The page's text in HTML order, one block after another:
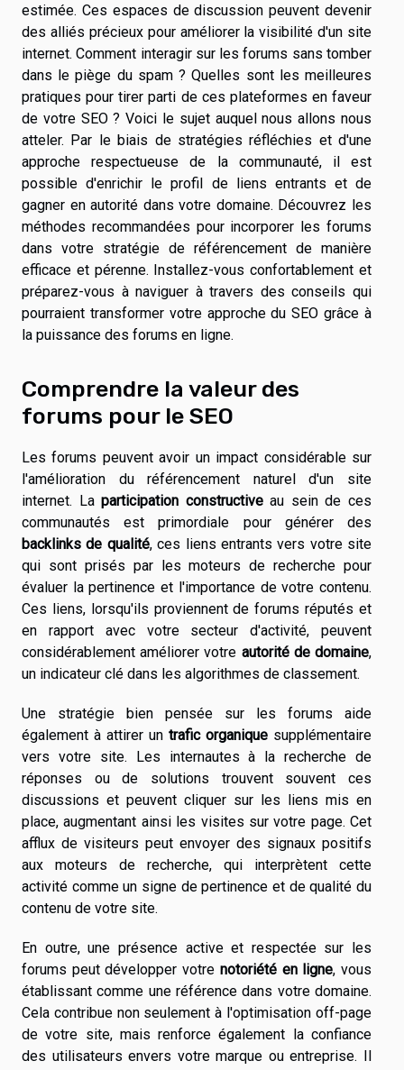
estimée. Ces espaces de discussion peuvent devenir
des alliés précieux pour améliorer la visibilité d'un site
internet. Comment interagir sur les forums sans tomber
dans le piège du spam ? Quelles sont les meilleures
pratiques pour tirer parti de ces plateformes en faveur
de votre SEO ? Voici le sujet auquel nous allons nous
atteler. Par le biais de stratégies réfléchies et d'une
approche respectueuse de la communauté, il est
possible d'enrichir le profil de liens entrants et de
gagner en autorité dans votre domaine. Découvrez les
méthodes recommandées pour incorporer les forums
dans votre stratégie de référencement de manière
efficace et pérenne. Installez-vous confortablement et
préparez-vous à naviguer à travers des conseils qui
pourraient transformer votre approche du SEO grâce à
la puissance des forums en ligne.
Comprendre la valeur des
forums pour le SEO
Les forums peuvent avoir un impact considérable sur
l'amélioration du référencement naturel d'un site
internet. Laparticipation constructiveau sein de ces
communautés est primordiale pour générer des
backlinks de qualité, ces liens entrants vers votre site
qui sont prisés par les moteurs de recherche pour
évaluer la pertinence et l'importance de votre contenu.
Ces liens, lorsqu'ils proviennent de forums réputés et
en rapport avec votre secteur d'activité, peuvent
considérablement améliorer votre autorité de domaine,
un indicateur clé dans les algorithmes de classement.
Une stratégie bien pensée sur les forums aide
également à attirer un trafic organique supplémentaire
vers votre site. Les internautes à la recherche de
réponses ou de solutions trouvent souvent ces
discussions et peuvent cliquer sur les liens mis en
place, augmentant ainsi les visites sur votre page. Cet
afflux de visiteurs peut envoyer des signaux positifs
aux moteurs de recherche, qui interprètent cette
activité comme un signe de pertinence et de qualité du
contenu de votre site.
En outre, une présence active et respectée sur les
forums peut développer votre notoriété en ligne, vous
établissant comme une référence dans votre domaine.
Cela contribue non seulement à l'optimisation off-page
de votre site, mais renforce également la confiance
des utilisateurs envers votre marque ou entreprise. Il